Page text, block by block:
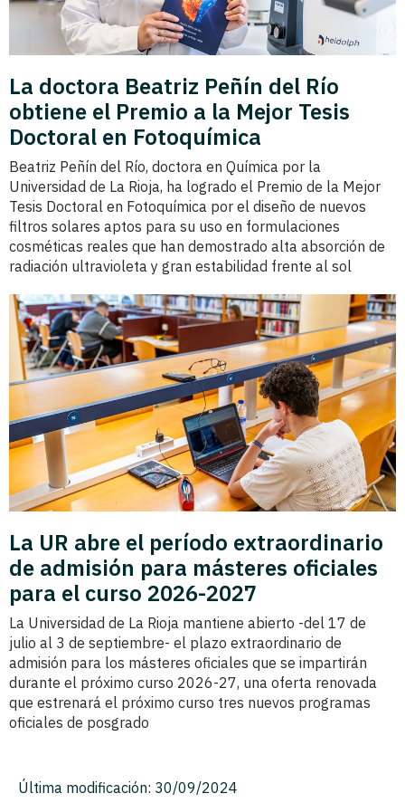
La doctora Beatriz Peñín del Río
obtiene el Premio a la Mejor Tesis
Doctoral en Fotoquímica
Beatriz Peñín del Río, doctora en Química por la
Universidad de La Rioja, ha logrado el Premio de la Mejor
Tesis Doctoral en Fotoquímica por el diseño de nuevos
filtros solares aptos para su uso en formulaciones
cosméticas reales que han demostrado alta absorción de
radiación ultravioleta y gran estabilidad frente al sol
La UR abre el período extraordinario
de admisión para másteres oficiales
para el curso 2026-2027
La Universidad de La Rioja mantiene abierto -del 17 de
julio al 3 de septiembre- el plazo extraordinario de
admisión para los másteres oficiales que se impartirán
durante el próximo curso 2026-27, una oferta renovada
que estrenará el próximo curso tres nuevos programas
oficiales de posgrado
Última modificación: 30/09/2024